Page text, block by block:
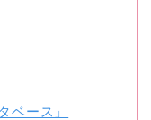
ベース」